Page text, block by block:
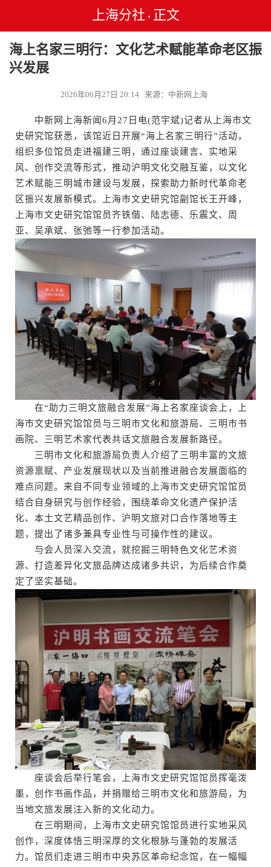
上海分社 • 正文
海上名家三明行：文化艺术赋能革命老区振
兴发展
2026年06月27日 20:14 来源：中新网上海
中新网上海新闻6月27日电(范宇斌)记者从上海市文
史研究馆获悉，该馆近日开展“海上名家三明行”活动，
组织多位馆员走进福建三明，通过座谈建言、实地采
风、创作交流等形式，推动沪明文化交融互鉴，以文化
艺术赋能三明城市建设与发展，探索助力新时代革命老
区振兴发展新模式。上海市文史研究馆副馆长王开峰，
上海市文史研究馆馆员齐铁偕、陆志德、乐震文、周
亚、吴承斌、张弛等一行参加活动。
在“助力三明文旅融合发展”海上名家座谈会上，上
海市文史研究馆馆员与三明市文化和旅游局、三明市书
画院、三明艺术家代表共话文旅融合发展新路径。
三明市文化和旅游局负责人介绍了三明丰富的文旅
资源禀赋、产业发展现状以及当前推进融合发展面临的
难点问题。来自不同专业领域的上海市文史研究馆馆员
结合自身研究与创作经验，围绕革命文化遗产保护活
化、本土文艺精品创作、沪明文旅对口合作落地等主
题，提出了诸多兼具专业性与可操作性的建议。
与会人员深入交流，就挖掘三明特色文化艺术资
源、打造差异化文旅品牌达成诸多共识，为后续合作奠
定了坚实基础。
座谈会后举行笔会，上海市文史研究馆馆员挥毫泼
墨，创作书画作品，并捐赠给三明市文化和旅游局，为
当地文旅发展注入新的文化动力。
在三明期间，上海市文史研究馆馆员进行实地采风
创作，深度体悟三明深厚的文化根脉与蓬勃的发展活
力。馆员们走进三明市中央苏区革命纪念馆，在一幅幅